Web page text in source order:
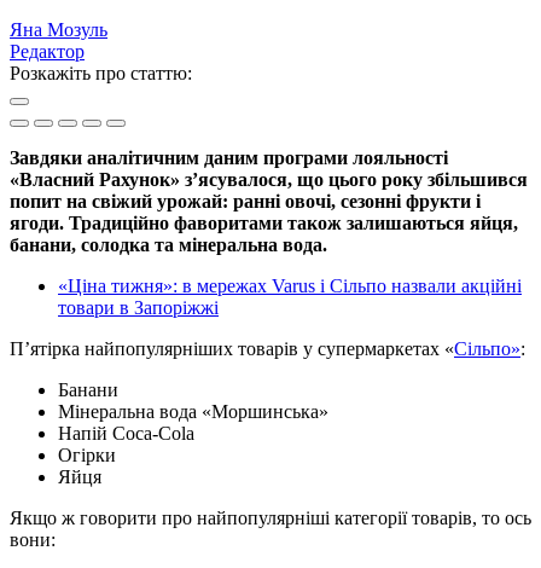
Яна Мозуль
Редактор
Розкажіть про статтю:
Завдяки аналітичним даним програми лояльності
«Власний Рахунок» з’ясувалося, що цього року збільшився
попит на свіжий урожай: ранні овочі, сезонні фрукти і
ягоди. Традиційно фаворитами також залишаються яйця,
банани, солодка та мінеральна вода.
«Ціна тижня»: в мережах Varus і Сільпо назвали акційні
товари в Запоріжжі
П’ятірка найпопулярніших товарів у супермаркетах «Сільпо»:
Банани
Мінеральна вода «Моршинська»
Напій Coca-Cola
Огірки
Яйця
Якщо ж говорити про найпопулярніші категорії товарів, то ось
вони: